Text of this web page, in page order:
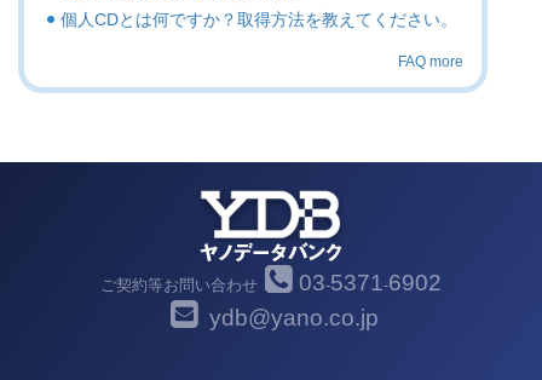
個人CDとは何ですか？取得方法を教えてください。
FAQ more
ご契約等お問い合わせ 03-5371-6902
ydb@yano.co.jp